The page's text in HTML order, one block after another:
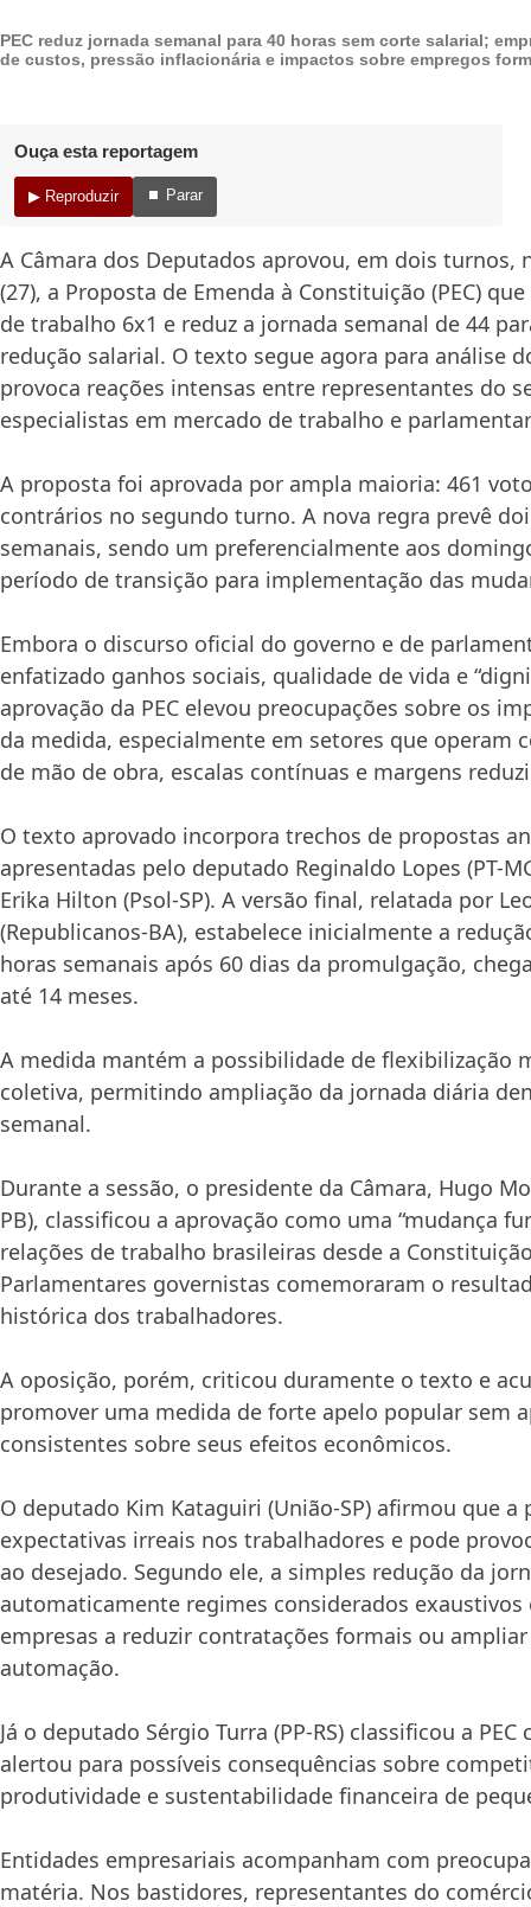
PEC reduz jornada semanal para 40 horas sem corte salarial;
de custos, pressão inflacionária e impactos sobre empregos
Ouça esta reportagem
▶ Reproduzir ⏹ Parar
A Câmara dos Deputados aprovou, em dois turnos,
(27), a Proposta de Emenda à Constituição (PEC)
de trabalho 6x1 e reduz a jornada semanal de 44
redução salarial. O texto segue agora para análise
provoca reações intensas entre representantes do
especialistas em mercado de trabalho e
A proposta foi aprovada por ampla maioria: 461
contrários no segundo turno. A nova regra prevê
semanais, sendo um preferencialmente aos
período de transição para implementação das
Embora o discurso oficial do governo e de
enfatizado ganhos sociais, qualidade de vida e
aprovação da PEC elevou preocupações sobre os
da medida, especialmente em setores que operam
de mão de obra, escalas contínuas e margens
O texto aprovado incorpora trechos de propostas
apresentadas pelo deputado Reginaldo Lopes (PT-
Erika Hilton (Psol-SP). A versão final, relatada por
(Republicanos-BA), estabelece inicialmente a
horas semanais após 60 dias da promulgação,
até 14 meses.
A medida mantém a possibilidade de flexibilização
coletiva, permitindo ampliação da jornada diária
semanal.
Durante a sessão, o presidente da Câmara, Hugo
PB), classificou a aprovação como uma “mudança
relações de trabalho brasileiras desde a
Parlamentares governistas comemoraram o
histórica dos trabalhadores.
A oposição, porém, criticou duramente o texto e
promover uma medida de forte apelo popular sem
consistentes sobre seus efeitos econômicos.
O deputado Kim Kataguiri (União-SP) afirmou que a
expectativas irreais nos trabalhadores e pode
ao desejado. Segundo ele, a simples redução da
automaticamente regimes considerados
empresas a reduzir contratações formais ou
automação.
Já o deputado Sérgio Turra (PP-RS) classificou a PEC
alertou para possíveis consequências sobre
produtividade e sustentabilidade financeira de
Entidades empresariais acompanham com
matéria. Nos bastidores, representantes do